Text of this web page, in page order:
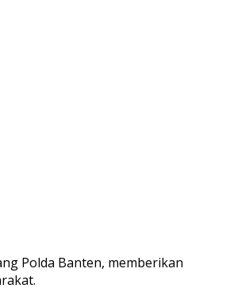
Polda Banten, memberikan